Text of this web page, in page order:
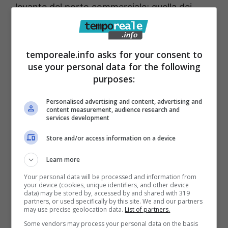
levante del porto commerciale; quella dei
Cantieri Navali (largo Marina) ed il tratto di
mare antistante la Pineta di Vindicio.
L’imbonimento di queste tre aree – aggiunge
Di Russo – farebbe “finalmente tramontare
40 anni: il porto Turistico. Non c’è scelta più
scellerata e distruttiva per la città di Formia:
la città non ha bisogno di operazioni
immobiliari marittime ma di beni comuni”.
Infatti questi tre imbonimenti, oltre a ridare il
mare alla città, permetterebbe la creazione di
tre darsene in cui realizzare approdi
temporeale.info asks for your consent to
use your personal data for the following
purposes:
Personalised advertising and content, advertising and
content measurement, audience research and
services development
Store and/or access information on a device
Learn more
Your personal data will be processed and information from
your device (cookies, unique identifiers, and other device
data) may be stored by, accessed by and shared with 319
partners, or used specifically by this site. We and our partners
may use precise geolocation data. List of partners.
Some vendors may process your personal data on the basis